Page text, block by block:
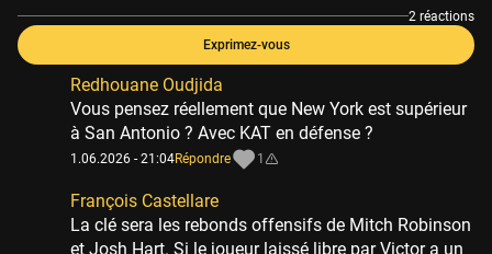
2 réactions
Exprimez-vous
Redhouane Oudjida
Vous pensez réellement que New York est supérieur
à San Antonio ? Avec KAT en défense ?
1.06.2026 - 21:04Répondre 1
François Castellare
La clé sera les rebonds offensifs de Mitch Robinson
et Josh Hart. Si le joueur laissé libre par Victor a un